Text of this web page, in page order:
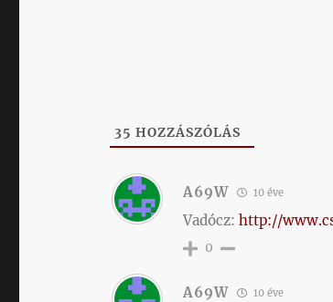
35 HOZZÁSZÓLÁS
A69W 10 éve
Vadócz:http://
0
A69W 10 éve